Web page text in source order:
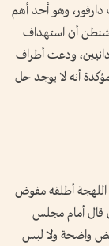
دارفور، وهو أحد أهم
أن استهداف
ودعت أطراف
مؤكدة أنه لا يوجد حل
اللهجة أطلقه مفوض
قال أمام مجلس
واضحة ولا لبس